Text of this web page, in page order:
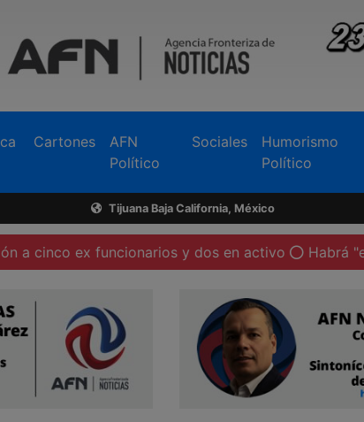
Cartones
AFN
Político
Sociales
Humorismo
Político
Tijuana Baja California, México
funcionarios y dos en activo Habrá "enlaces de